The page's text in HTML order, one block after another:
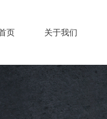
页 关于我们